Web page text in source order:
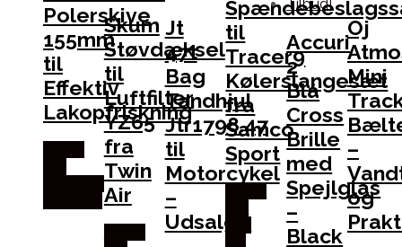
Polerskive
155mm
til
Effektiv
Lakopfriskning
Skum
Støvdæksel
til
Luftfilter
YZ65
fra
Twin
Air
Jt
47t
Bag
Tandhjul
Jtr1798.47
til
Motorcykel
–
Udsalg!
til
Tracer9
Kølerslangesæt
fra
Samco
Sport
Accuri
2
Blå
Cross
Brille
med
Spejlglas
–
Black
Oj
Mini
–
og